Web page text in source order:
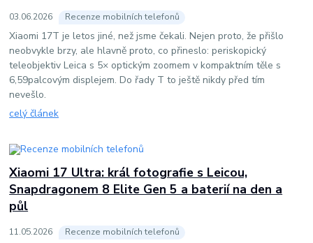
03.06.2026 Recenze mobilních telefonů
Xiaomi 17T je letos jiné, než jsme čekali. Nejen proto, že přišlo
neobvykle brzy, ale hlavně proto, co přineslo: periskopický
teleobjektiv Leica s 5× optickým zoomem v kompaktním těle s
6,59palcovým displejem. Do řady T to ještě nikdy před tím
nevešlo.
celý článek
Xiaomi 17 Ultra: král fotografie s Leicou,
Snapdragonem 8 Elite Gen 5 a baterií na den a
půl
11.05.2026 Recenze mobilních telefonů